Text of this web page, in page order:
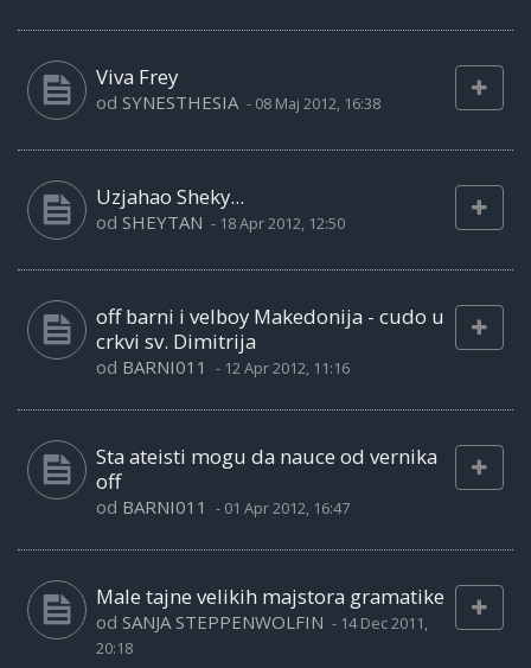
Viva Frey
od SYNESTHESIA - 08 Maj 2012, 16:38
Uzjahao Sheky...
od SHEYTAN - 18 Apr 2012, 12:50
off barni i velboy Makedonija - cudo u
crkvi sv. Dimitrija
od BARNI011 - 12 Apr 2012, 11:16
Sta ateisti mogu da nauce od vernika
off
od BARNI011 - 01 Apr 2012, 16:47
Male tajne velikih majstora gramatike
od SANJA STEPPENWOLFIN - 14 Dec 2011,
20:18